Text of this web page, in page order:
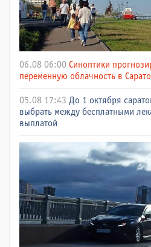
06.08 06:00 Синоптики
переменную облачность в
05.08 17:43 До 1 октября
выбрать между бесплатными
выплатой